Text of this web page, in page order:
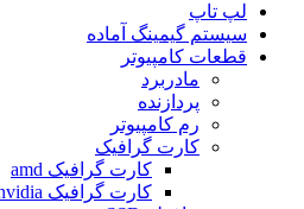
لپ تاپ
سیستم گیمینگ آماده
قطعات کامپیوتر
مادربرد
پردازنده
رم کامپیوتر
کارت گرافیک
کارت گرافیک amd
کارت گرافیک nvidia